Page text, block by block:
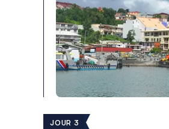
JOUR 3